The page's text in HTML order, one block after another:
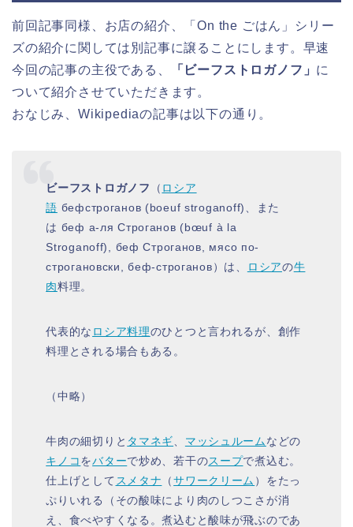
前回記事同様、お店の紹介、「On the ごはん」シリー
ズの紹介に関しては別記事に譲ることにします。早速
今回の記事の主役である、
「ビーフストロガノフ」 に
ついて紹介させていただきます。
おなじみ、Wikipediaの記事は以下の通り。
ビーフストロガノフ （ ロシア
語 бефстроганов (boeuf stroganoff)、また
は беф а-ля Строганов (bœuf à la
Stroganoff), беф Строганов, мясо по-
строгановски, беф-строганов）は、
ロシアの牛
肉料理。
代表的な ロシア料理のひとつと言われるが、創作
料理とされる場合もある。
（中略）
牛肉の細切りと タマネギ マッシュルームなどの
キノコをバターで炒め、若干のスープで煮込む。
仕上げとして スメタナ （サワークリーム ）をたっ
ぷりいれる（その酸味により肉のしつこさが消
え、食べやすくなる。煮込むと酸味が飛ぶのであ